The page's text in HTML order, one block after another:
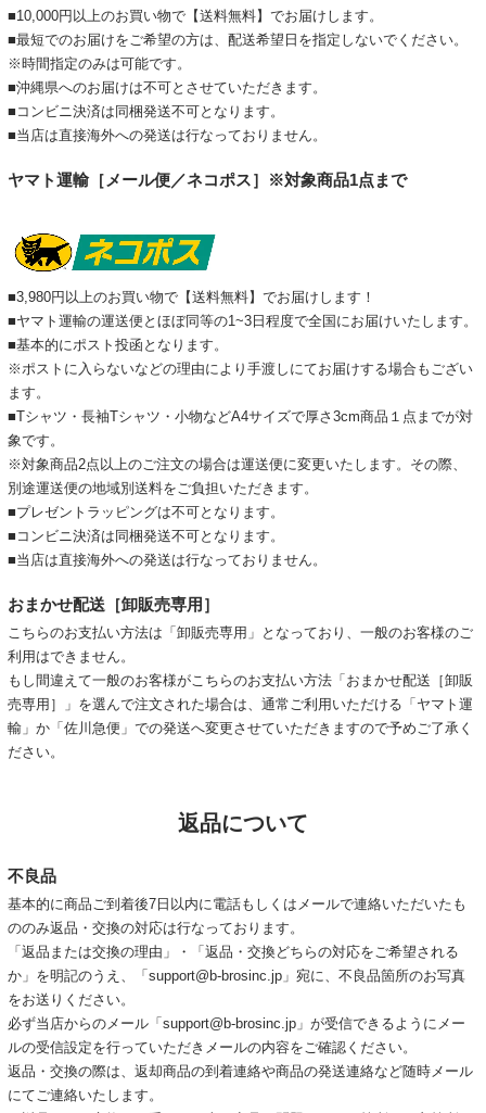
■10,000円以上のお買い物で【送料無料】でお届けします。
■最短でのお届けをご希望の方は、配送希望日を指定しないでください。
※時間指定のみは可能です。
■沖縄県へのお届けは不可とさせていただきます。
■コンビニ決済は同梱発送不可となります。
■当店は直接海外への発送は行なっておりません。
ヤマト運輸［メール便／ネコポス］※対象商品1点まで
■3,980円以上のお買い物で【送料無料】でお届けします！
■ヤマト運輸の運送便とほぼ同等の1~3日程度で全国にお届けいたします。
■基本的にポスト投函となります。
※ポストに入らないなどの理由により手渡しにてお届けする場合もござい
ます。
■Tシャツ・長袖Tシャツ・小物などA4サイズで厚さ3cm商品１点までが対
象です。
※対象商品2点以上のご注文の場合は運送便に変更いたします。その際、
別途運送便の地域別送料をご負担いただきます。
■プレゼントラッピングは不可となります。
■コンビニ決済は同梱発送不可となります。
■当店は直接海外への発送は行なっておりません。
おまかせ配送［卸販売専用］
こちらのお支払い方法は「卸販売専用」となっており、一般のお客様のご
利用はできません。
もし間違えて一般のお客様がこちらのお支払い方法「おまかせ配送［卸販
売専用］」を選んで注文された場合は、通常ご利用いただける「ヤマト運
輸」か「佐川急便」での発送へ変更させていただきますので予めご了承く
ださい。
返品について
不良品
基本的に商品ご到着後7日以内に電話もしくはメールで連絡いただいたも
ののみ返品・交換の対応は行なっております。
「返品または交換の理由」・「返品・交換どちらの対応をご希望される
か」を明記のうえ、「support@b-brosinc.jp」宛に、不良品箇所のお写真
をお送りください。
必ず当店からのメール「support@b-brosinc.jp」が受信できるようにメー
ルの受信設定を行っていただきメールの内容をご確認ください。
返品・交換の際は、返却商品の到着連絡や商品の発送連絡など随時メール
にてご連絡いたします。